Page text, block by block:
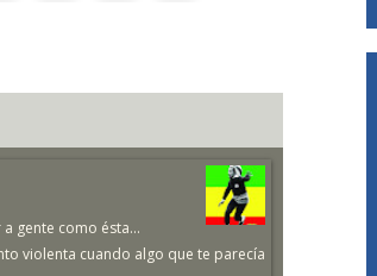
gente como ésta...
violenta cuando algo que te parecía